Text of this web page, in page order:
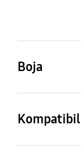
Boja
Crna
Kompatibilni